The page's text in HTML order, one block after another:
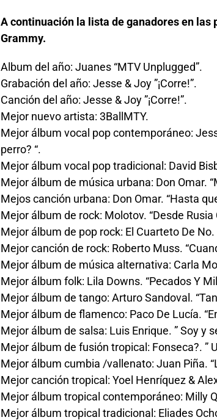
A continuación la lista de ganadores en
Grammy.
Album del año: Juanes “MTV Unplugged”.
Grabación del año: Jesse & Joy ”¡Corre!”.
Canción del año: Jesse & Joy ”¡Corre!”.
Mejor nuevo artista: 3BallMTY.
Mejor álbum vocal pop contemporáneo:
perro? “.
Mejor álbum vocal pop tradicional: David
Mejor álbum de música urbana: Don Omar.
Mejos canción urbana: Don Omar. “Hasta
Mejor álbum de rock: Molotov. “Desde Rusia
Mejor álbum de pop rock: El Cuarteto De No.
Mejor canción de rock: Roberto Muss.
Mejor álbum de música alternativa: Carla
Mejor álbum folk: Lila Downs. “Pecados Y
Mejor álbum de tango: Arturo Sandoval.
Mejor álbum de flamenco: Paco De Lucía.
Mejor álbum de salsa: Luis Enrique. ” Soy y
Mejor álbum de fusión tropical: Fonseca?. ”
Mejor álbum cumbia /vallenato: Juan Piña.
Mejor canción tropical: Yoel Henríquez &
Mejor álbum tropical contemporáneo: Milly
Mejor álbum tropical tradicional: Eliades